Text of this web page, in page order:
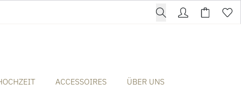
ACCESSOIRES ÜBER UNS